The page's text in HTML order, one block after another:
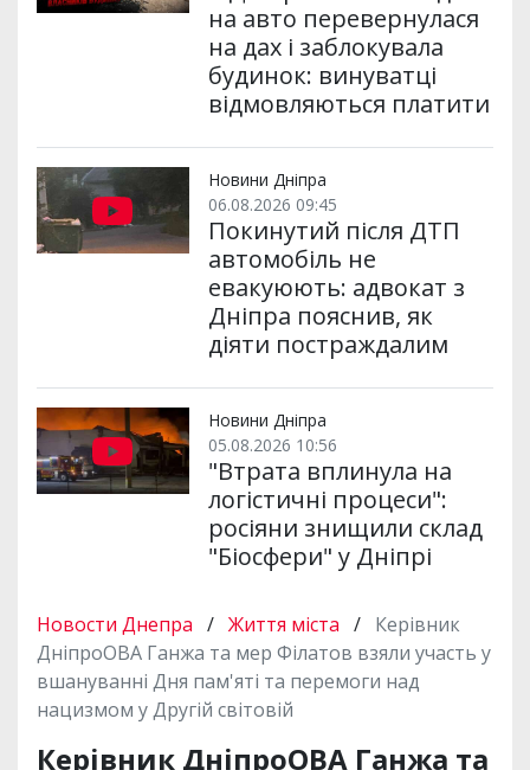
на авто перевернулася
на дах і заблокувала
будинок: винуватці
відмовляються платити
Новини Дніпра
06.08.2026 09:45
Покинутий після ДТП
автомобіль не
евакуюють: адвокат з
Дніпра пояснив, як
діяти постраждалим
Новини Дніпра
05.08.2026 10:56
"Втрата вплинула на
логістичні процеси":
росіяни знищили склад
"Біосфери" у Дніпрі
Новости Днепра / Життя міста / Керівник
ДніпроОВА Ганжа та мер Філатов взяли участь у
вшануванні Дня пам'яті та перемоги над
нацизмом у Другій світовій
Керівник ДніпроОВА Ганжа та